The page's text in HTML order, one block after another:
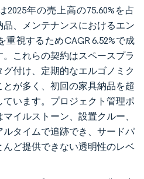
2025年の売上高の75.60%を占
、メンテナンスにおけるエン
重視するためCAGR 6.52%で成
これらの契約はスペースプラ
付け、定期的なエルゴノミク
が多く、初回の家具納品を超
います。プロジェクト管理ポ
イルストーン、設置クルー、
タイムで追跡でき、サードパ
ど提供できない透明性のレベ